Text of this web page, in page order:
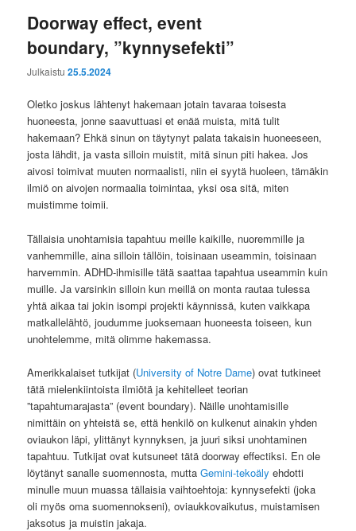
Doorway effect, event
boundary, ”kynnysefekti”
Julkaistu25.5.2024
Oletko joskus lähtenyt hakemaan jotain tavaraa toisesta
huoneesta, jonne saavuttuasi et enää muista, mitä tulit
hakemaan? Ehkä sinun on täytynyt palata takaisin huoneeseen,
josta lähdit, ja vasta silloin muistit, mitä sinun piti hakea. Jos
aivosi toimivat muuten normaalisti, niin ei syytä huoleen, tämäkin
ilmiö on aivojen normaalia toimintaa, yksi osa sitä, miten
muistimme toimii.
Tällaisia unohtamisia tapahtuu meille kaikille, nuoremmille ja
vanhemmille, aina silloin tällöin, toisinaan useammin, toisinaan
harvemmin. ADHD-ihmisille tätä saattaa tapahtua useammin kuin
muille. Ja varsinkin silloin kun meillä on monta rautaa tulessa
yhtä aikaa tai jokin isompi projekti käynnissä, kuten vaikkapa
matkallelähtö, joudumme juoksemaan huoneesta toiseen, kun
unohtelemme, mitä olimme hakemassa.
Amerikkalaiset tutkijat (University of Notre Dame) ovat tutkineet
tätä mielenkiintoista ilmiötä ja kehitelleet teorian
”tapahtumarajasta” (event boundary). Näille unohtamisille
nimittäin on yhteistä se, että henkilö on kulkenut ainakin yhden
oviaukon läpi, ylittänyt kynnyksen, ja juuri siksi unohtaminen
tapahtuu. Tutkijat ovat kutsuneet tätä doorway effectiksi. En ole
löytänyt sanalle suomennosta, muttaGemini-tekoäly ehdotti
minulle muun muassa tällaisia vaihtoehtoja: kynnysefekti (joka
oli myös oma suomennokseni), oviaukkovaikutus, muistamisen
jaksotus ja muistin jakaja.